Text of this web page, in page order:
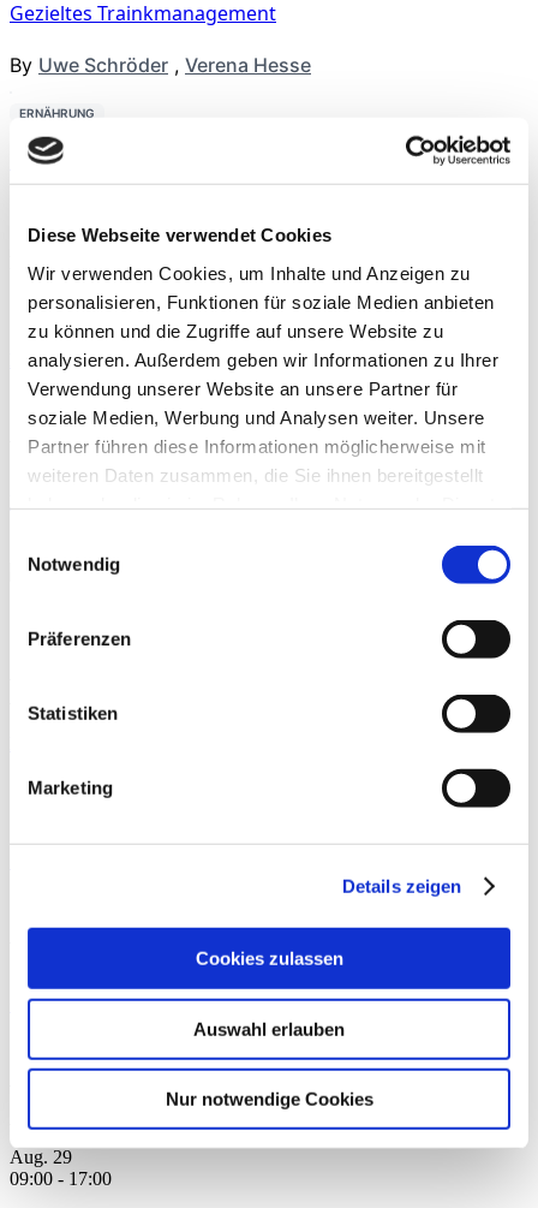
Diese Webseite verwendet Cookies
Wir verwenden Cookies, um Inhalte und Anzeigen zu
personalisieren, Funktionen für soziale Medien anbieten
zu können und die Zugriffe auf unsere Website zu
analysieren. Außerdem geben wir Informationen zu Ihrer
Verwendung unserer Website an unsere Partner für
soziale Medien, Werbung und Analysen weiter. Unsere
Partner führen diese Informationen möglicherweise mit
weiteren Daten zusammen, die Sie ihnen bereitgestellt
Notwendig
Präferenzen
Statistiken
Marketing
Details zeigen
Cookies zulassen
Auswahl erlauben
Nur notwendige Cookies
Gezieltes Trainkmanagement
By Uwe Schröder , Verena Hesse
ERNÄHRUNG
Extreme Sarkopenie
Neueste Beiträge
Moderne Knieendoprothetik
THERAPIE By
PD Dr. med.
Philipp A. Michel
THERAPIE
By Rebecca Abel ,PD Dr.
ERNÄHRUNG
Schmidl
Gezieltes Trainkmanagement
ERNÄHRUNG By Uwe
Schröder,Verena Hesse
Anstehende Veranstaltungen
Aug. 29
09:00 - 17:00